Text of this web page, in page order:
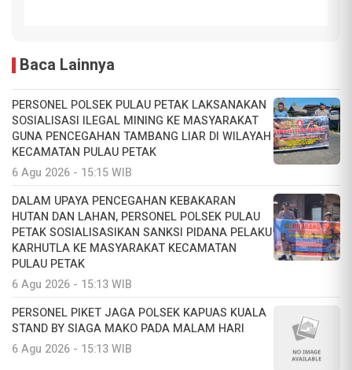
Baca Lainnya
PERSONEL POLSEK PULAU PETAK LAKSANAKAN
SOSIALISASI ILEGAL MINING KE MASYARAKAT
GUNA PENCEGAHAN TAMBANG LIAR DI WILAYAH
KECAMATAN PULAU PETAK
6 Agu 2026 - 15:15 WIB
DALAM UPAYA PENCEGAHAN KEBAKARAN
HUTAN DAN LAHAN, PERSONEL POLSEK PULAU
PETAK SOSIALISASIKAN SANKSI PIDANA PELAKU
KARHUTLA KE MASYARAKAT KECAMATAN
PULAU PETAK
6 Agu 2026 - 15:13 WIB
PERSONEL PIKET JAGA POLSEK KAPUAS KUALA
STAND BY SIAGA MAKO PADA MALAM HARI
6 Agu 2026 - 15:13 WIB